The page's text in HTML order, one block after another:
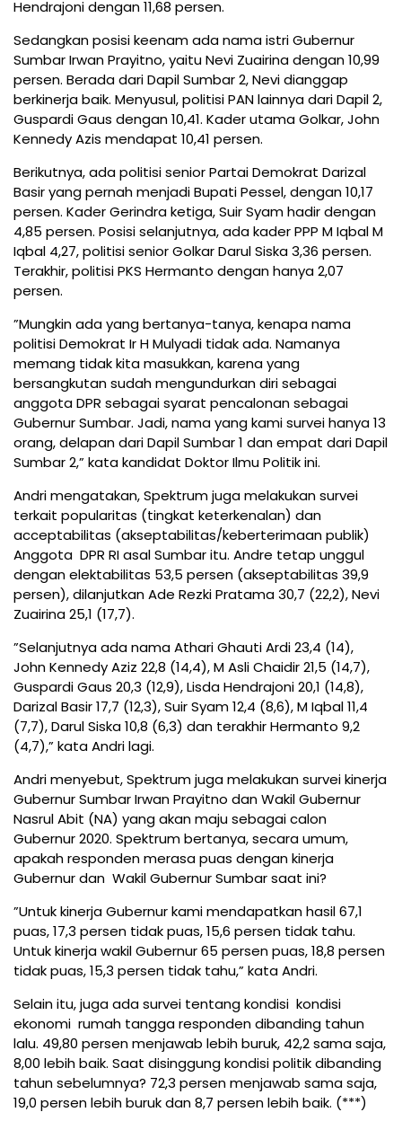
Hendrajoni dengan 11,68 persen.
Sedangkan posisi keenam ada nama istri Gubernur
Sumbar Irwan Prayitno, yaitu Nevi Zuairina dengan 10,99
persen. Berada dari Dapil Sumbar 2, Nevi dianggap
berkinerja baik. Menyusul, politisi PAN lainnya dari Dapil 2,
Guspardi Gaus dengan 10,41. Kader utama Golkar, John
Kennedy Azis mendapat 10,41 persen.
Berikutnya, ada politisi senior Partai Demokrat Darizal
Basir yang pernah menjadi Bupati Pessel, dengan 10,17
persen. Kader Gerindra ketiga, Suir Syam hadir dengan
4,85 persen. Posisi selanjutnya, ada kader PPP M Iqbal M
Iqbal 4,27, politisi senior Golkar Darul Siska 3,36 persen.
Terakhir, politisi PKS Hermanto dengan hanya 2,07
persen.
”Mungkin ada yang bertanya-tanya, kenapa nama
politisi Demokrat Ir H Mulyadi tidak ada. Namanya
memang tidak kita masukkan, karena yang
bersangkutan sudah mengundurkan diri sebagai
anggota DPR sebagai syarat pencalonan sebagai
Gubernur Sumbar. Jadi, nama yang kami survei hanya 13
orang, delapan dari Dapil Sumbar 1 dan empat dari Dapil
Sumbar 2,” kata kandidat Doktor Ilmu Politik ini.
Andri mengatakan, Spektrum juga melakukan survei
terkait popularitas (tingkat keterkenalan) dan
acceptabilitas (akseptabilitas/keberterimaan publik)
Anggota DPR RI asal Sumbar itu. Andre tetap unggul
dengan elektabilitas 53,5 persen (akseptabilitas 39,9
persen), dilanjutkan Ade Rezki Pratama 30,7 (22,2), Nevi
Zuairina 25,1 (17,7).
”Selanjutnya ada nama Athari Ghauti Ardi 23,4 (14),
John Kennedy Aziz 22,8 (14,4), M Asli Chaidir 21,5 (14,7),
Guspardi Gaus 20,3 (12,9), Lisda Hendrajoni 20,1 (14,8),
Darizal Basir 17,7 (12,3), Suir Syam 12,4 (8,6), M Iqbal 11,4
(7,7), Darul Siska 10,8 (6,3) dan terakhir Hermanto 9,2
(4,7),” kata Andri lagi.
Andri menyebut, Spektrum juga melakukan survei kinerja
Gubernur Sumbar Irwan Prayitno dan Wakil Gubernur
Nasrul Abit (NA) yang akan maju sebagai calon
Gubernur 2020. Spektrum bertanya, secara umum,
apakah responden merasa puas dengan kinerja
Gubernur dan Wakil Gubernur Sumbar saat ini?
”Untuk kinerja Gubernur kami mendapatkan hasil 67,1
puas, 17,3 persen tidak puas, 15,6 persen tidak tahu.
Untuk kinerja wakil Gubernur 65 persen puas, 18,8 persen
tidak puas, 15,3 persen tidak tahu,” kata Andri.
Selain itu, juga ada survei tentang kondisi kondisi
ekonomi rumah tangga responden dibanding tahun
lalu. 49,80 persen menjawab lebih buruk, 42,2 sama saja,
8,00 lebih baik. Saat disinggung kondisi politik dibanding
tahun sebelumnya? 72,3 persen menjawab sama saja,
19,0 persen lebih buruk dan 8,7 persen lebih baik. (***)